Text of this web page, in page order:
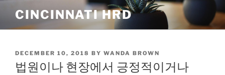
content
CINCINNATI HRD
POSTED
ON
DECEMBER 10, 2018 BY WANDA BROWN
법원이나 현장에서 긍정적이거나